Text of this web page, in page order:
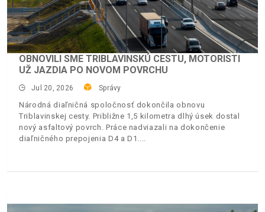
OBNOVILI SME TRIBLAVINSKÚ CESTU, MOTORISTI
UŽ JAZDIA PO NOVOM POVRCHU
Jul 20, 2026 Správy
Národná diaľničná spoločnosť dokončila obnovu
Triblavinskej cesty. Približne 1,5 kilometra dlhý úsek dostal
nový asfaltový povrch. Práce nadviazali na dokončenie
diaľničného prepojenia D4 a D1.